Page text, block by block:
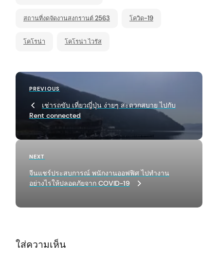
สถานที่งดจัดงานสงกรานต์ 2563 โควิด-19
โคโรน่า โคโรน่า ไวรัส
P
n
g
Previous
PREVIOUS
เช่ารถขับ เที่ยวญี่ปุ่น ง่ายๆ สะดวกสบาย ไปกับ
Rent connected
Next
NEXT
จีนแชร์ประสบการณ์ พนักงานออฟฟิศ ไปทำงาน
อย่างไรให้ปลอดภัยจาก COVID-19
ใส่ความเห็น